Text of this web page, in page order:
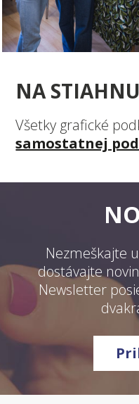
NA
Všetky grafické
samostatnej
Nezmeškajte
dostávajte
Newsletter